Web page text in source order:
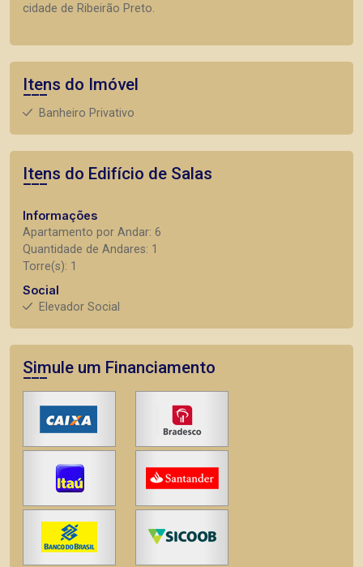
cidade de Ribeirão Preto.
Itens do Imóvel
Banheiro Privativo
Itens do Edifício de Salas
Informações
Apartamento por Andar: 6
Quantidade de Andares: 1
Torre(s): 1
Social
Elevador Social
Simule um Financiamento